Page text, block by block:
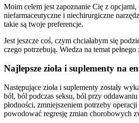
Moim celem jest zapoznanie Cię z
niefarmaceutyczne i niechirurgiczne
takie są twoje preferencje.
Jest jeszcze coś, czym chciałabym się
czego potrzebują. Wiedza na temat
Najlepsze zioła i suplementy na
Następujące zioła i suplementy zostały
ból, ból podczas seksu, ból przy
płodności, zmniejszeniem potrzeby
powodować regresję zmian chorobowych